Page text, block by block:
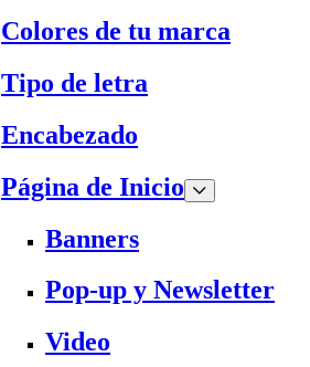
Colores de tu marca
Tipo de letra
Encabezado
Página de Inicio
Banners
Pop-up y Newsletter
Video